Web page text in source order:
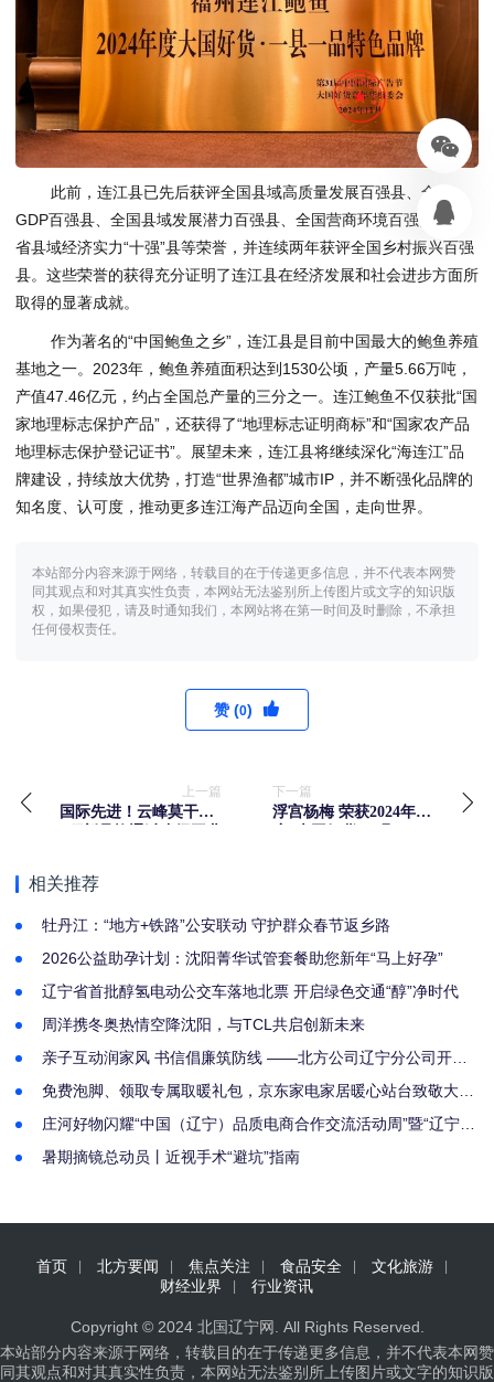
此前，连江县已先后获评全国县域高质量发展百强县、全国
GDP百强县、全国县域发展潜力百强县、全国营商环境百强县、全
省县域经济实力“十强”县等荣誉，并连续两年获评全国乡村振兴百强
县。这些荣誉的获得充分证明了连江县在经济发展和社会进步方面所
取得的显著成就。
作为著名的“中国鲍鱼之乡”，连江县是目前中国最大的鲍鱼养殖
基地之一。2023年，鲍鱼养殖面积达到1530公顷，产量5.66万吨，
产值47.46亿元，约占全国总产量的三分之一。连江鲍鱼不仅获批“国
家地理标志保护产品”，还获得了“地理标志证明商标”和“国家农产品
地理标志保护登记证书”。展望未来，连江县将继续深化“海连江”品
牌建设，持续放大优势，打造“世界渔都”城市IP，并不断强化品牌的
知名度、认可度，推动更多连江海产品迈向全国，走向世界。
本站部分内容来源于网络，转载目的在于传递更多信息，并不代表本网赞
同其观点和对其真实性负责，本网站无法鉴别所上传图片或文字的知识版
权，如果侵犯，请及时通知我们，本网站将在第一时间及时删除，不承担
任何侵权责任。
赞 (0)
上一篇
国际先进！云峰莫干山2
下一篇
浮宫杨梅 荣获2024年
相关推荐
牡丹江：“地方+铁路”公安联动 守护群众春节返乡路
2026公益助孕计划：沈阳菁华试管套餐助您新年“马上好孕”
辽宁省首批醇氢电动公交车落地北票 开启绿色交通“醇”净时代
周洋携冬奥热情空降沈阳，与TCL共启创新未来
亲子互动润家风 书信倡廉筑防线 ——北方公司辽宁分公司开展
免费泡脚、领取专属取暖礼包，京东家电家居暖心站台致敬大连
庄河好物闪耀“中国（辽宁）品质电商合作交流活动周”暨“辽宁省
暑期摘镜总动员丨近视手术“避坑”指南
首页 北方要闻 焦点关注 食品安全
文化旅游
财经业界
行业资讯
Copyright © 2024 北国辽宁网. All Rights Reserved.
本站部分内容来源于网络，转载目的在于传递更多信息，并不代表本网赞
同其观点和对其真实性负责，本网站无法鉴别所上传图片或文字的知识版